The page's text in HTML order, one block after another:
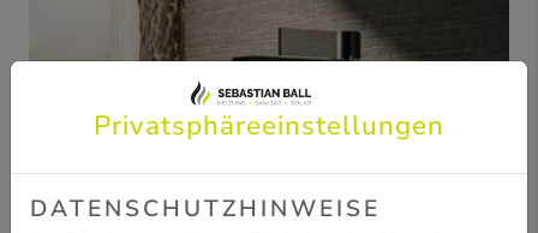
Privatsphäre­einstellungen
DATENSCHUTZHINWEISE